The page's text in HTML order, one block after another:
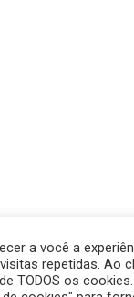
a você a
repetidas. Ao
TODOS os